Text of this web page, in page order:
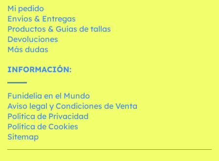
Mi pedido
Envíos & Entregas
Productos & Guías de tallas
Devoluciones
Más dudas
INFORMACIÓN:
Funidelia en el Mundo
Aviso legal y Condiciones de Venta
Política de Privacidad
Política de Cookies
Sitemap